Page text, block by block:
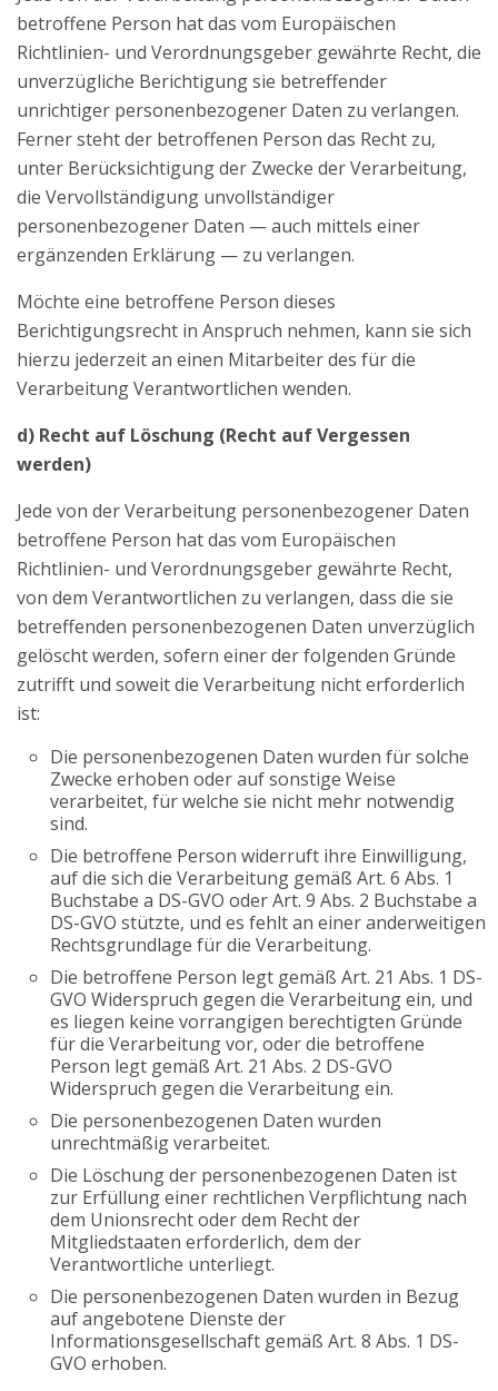
betroffene Person hat das vom Europäischen
Richtlinien- und Verordnungsgeber gewährte Recht, die
unverzügliche Berichtigung sie betreffender
unrichtiger personenbezogener Daten zu verlangen.
Ferner steht der betroffenen Person das Recht zu,
unter Berücksichtigung der Zwecke der Verarbeitung,
die Vervollständigung unvollständiger
personenbezogener Daten — auch mittels einer
ergänzenden Erklärung — zu verlangen.
Möchte eine betroffene Person dieses
Berichtigungsrecht in Anspruch nehmen, kann sie sich
hierzu jederzeit an einen Mitarbeiter des für die
Verarbeitung Verantwortlichen wenden.
d) Recht auf Löschung (Recht auf Vergessen
werden)
Jede von der Verarbeitung personenbezogener Daten
betroffene Person hat das vom Europäischen
Richtlinien- und Verordnungsgeber gewährte Recht,
von dem Verantwortlichen zu verlangen, dass die sie
betreffenden personenbezogenen Daten unverzüglich
gelöscht werden, sofern einer der folgenden Gründe
zutrifft und soweit die Verarbeitung nicht erforderlich
ist:
Die personenbezogenen Daten wurden für solche
Zwecke erhoben oder auf sonstige Weise
verarbeitet, für welche sie nicht mehr notwendig
sind.
Die betroffene Person widerruft ihre Einwilligung,
auf die sich die Verarbeitung gemäß Art. 6 Abs. 1
Buchstabe a DS-GVO oder Art. 9 Abs. 2 Buchstabe a
DS-GVO stützte, und es fehlt an einer anderweitigen
Rechtsgrundlage für die Verarbeitung.
Die betroffene Person legt gemäß Art. 21 Abs. 1 DS-
GVO Widerspruch gegen die Verarbeitung ein, und
es liegen keine vorrangigen berechtigten Gründe
für die Verarbeitung vor, oder die betroffene
Person legt gemäß Art. 21 Abs. 2 DS-GVO
Widerspruch gegen die Verarbeitung ein.
Die personenbezogenen Daten wurden
unrechtmäßig verarbeitet.
Die Löschung der personenbezogenen Daten ist
zur Erfüllung einer rechtlichen Verpflichtung nach
dem Unionsrecht oder dem Recht der
Mitgliedstaaten erforderlich, dem der
Verantwortliche unterliegt.
Die personenbezogenen Daten wurden in Bezug
auf angebotene Dienste der
Informationsgesellschaft gemäß Art. 8 Abs. 1 DS-
GVO erhoben.